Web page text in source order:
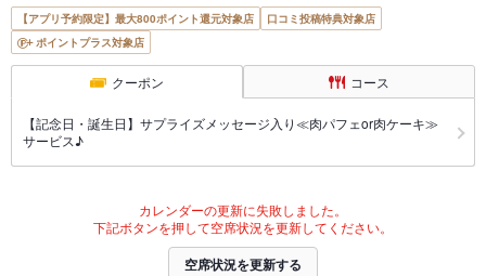
【アプリ予約限定】最大800ポイント還元対象店
口コミ投稿特典対象店
ポイントプラス対象店
クーポン コース
【記念日・誕生日】サプライズメッセージ入り≪肉パフェor肉ケーキ≫
サービス♪
カレンダーの更新に失敗しました。
下記ボタンを押して空席状況を更新してください。
空席状況を更新する